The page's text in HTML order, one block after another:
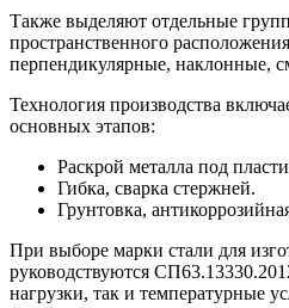
Также выделяют отдельные
пространственного
перпендикулярные, наклонные,
Технология производства
основных этапов:
Раскрой металла под
Гибка, сварка стержней.
Грунтовка,
При выборе марки стали для
руководствуются
нагрузки, так и температурные